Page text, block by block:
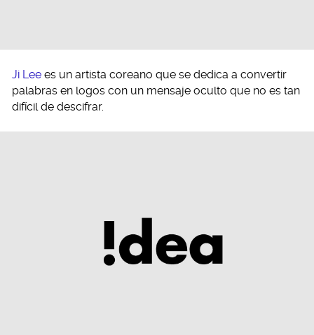
Ji Lee es un artista coreano que se dedica a convertir
palabras en logos con un mensaje oculto que no es tan
difícil de descifrar.